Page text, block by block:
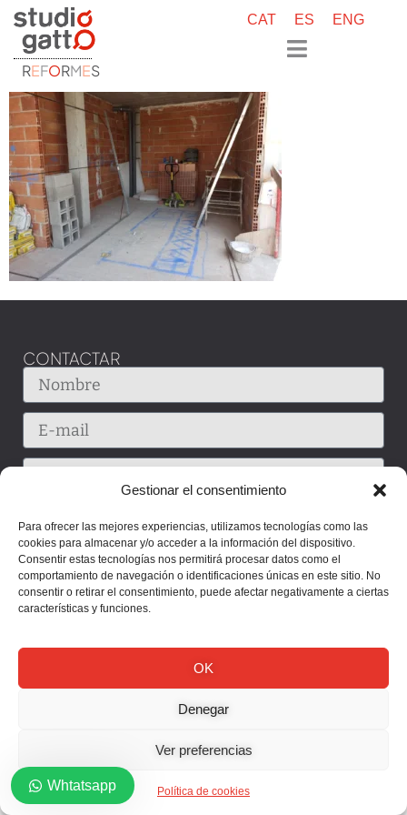
Gestionar el consentimiento
Para ofrecer las mejores experiencias, utilizamos tecnologías como las
cookies para almacenar y/o acceder a la información del dispositivo.
Consentir estas tecnologías nos permitirá procesar datos como el
comportamiento de navegación o identificaciones únicas en este sitio. No
consentir o retirar el consentimiento, puede afectar negativamente a ciertas
características y funciones.
OK
Denegar
Ver preferencias
Política de cookies
REFORMES
CAT ES ENG
CONTACTAR
Whtatsapp